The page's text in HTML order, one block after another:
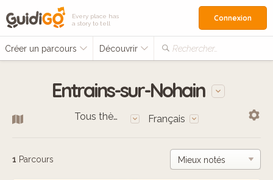
Every place has
a story to tell
Créer un parcours Découvrir Rechercher…
Connexion
Entrains-sur-Nohain
Tous thèmes Français
1 Parcours